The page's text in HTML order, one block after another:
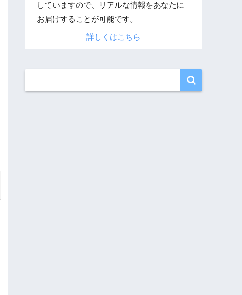
していますので、リアルな情報をあなたに
お届けすることが可能です。
詳しくはこちら